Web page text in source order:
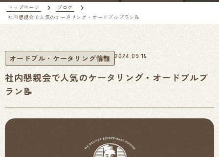
トップページ
ブログ
社内懇親会で人気のケータリング・オードブルプラン📝
オードブル・ケータリング情報 2024.09.15
社内懇親会で人気のケータリング・オードブルプ
ラン📝